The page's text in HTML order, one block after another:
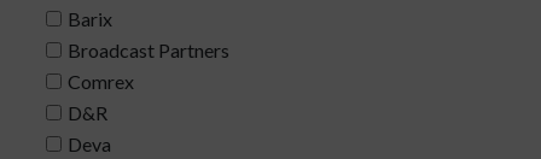
Barix
Broadcast Partners
Comrex
D&R
Deva